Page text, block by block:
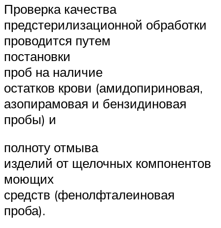
Проверка качества
предстерилизационной обработки
проводится путем
постановки
проб на наличие
остатков крови (амидопириновая,
азопирамовая и бензидиновая
пробы) и
полноту отмыва
изделий от щелочных компонентов
моющих
средств (фенолфталеиновая
проба).